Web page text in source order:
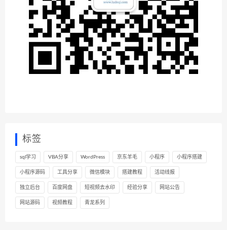
标签
sql学习 VBA分享 WordPress 京东羊毛 小程序 小程序搭建
小程序源码 工具分享 微信模块 搭建教程 活动线报
独立后台 百度网盘 短视频去水印 经验分享 网站公告
网站源码 视频教程 青龙系列